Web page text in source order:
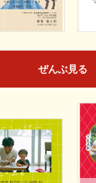
ぜんぶ見る